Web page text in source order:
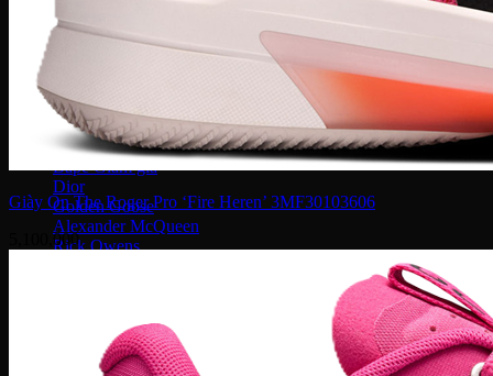
MLB
Dr. Martens
Off-White
Saucony
Gucci
Bape
Dior
Golden Goose
Alexander McQueen
Rick Owens
Louis Vuitton
Burberry
Giày On The Roger Pro ‘Fire Heren’ 3MF30103606
5,100,000